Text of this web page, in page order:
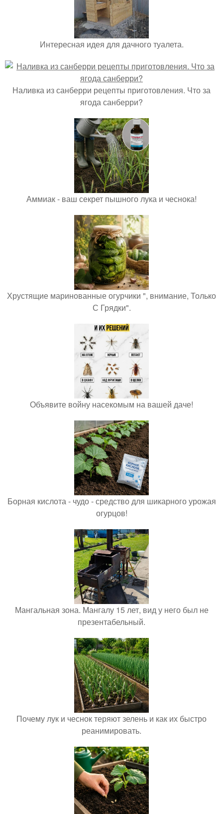
Интересная идея для дачного туалета.
Наливка из санберри рецепты приготовления. Что за
ягода санберри?
Аммиак - ваш секрет пышного лука и чеснока!
Хрустящие маринованные огурчики ", внимание, Только
С Грядки".
Объявите войну насекомым на вашей даче!
Борная кислота - чудо - средство для шикарного урожая
огурцов!
Мангальная зона. Мангалу 15 лет, вид у него был не
презентабельный.
Почему лук и чеснок теряют зелень и как их быстро
реанимировать.